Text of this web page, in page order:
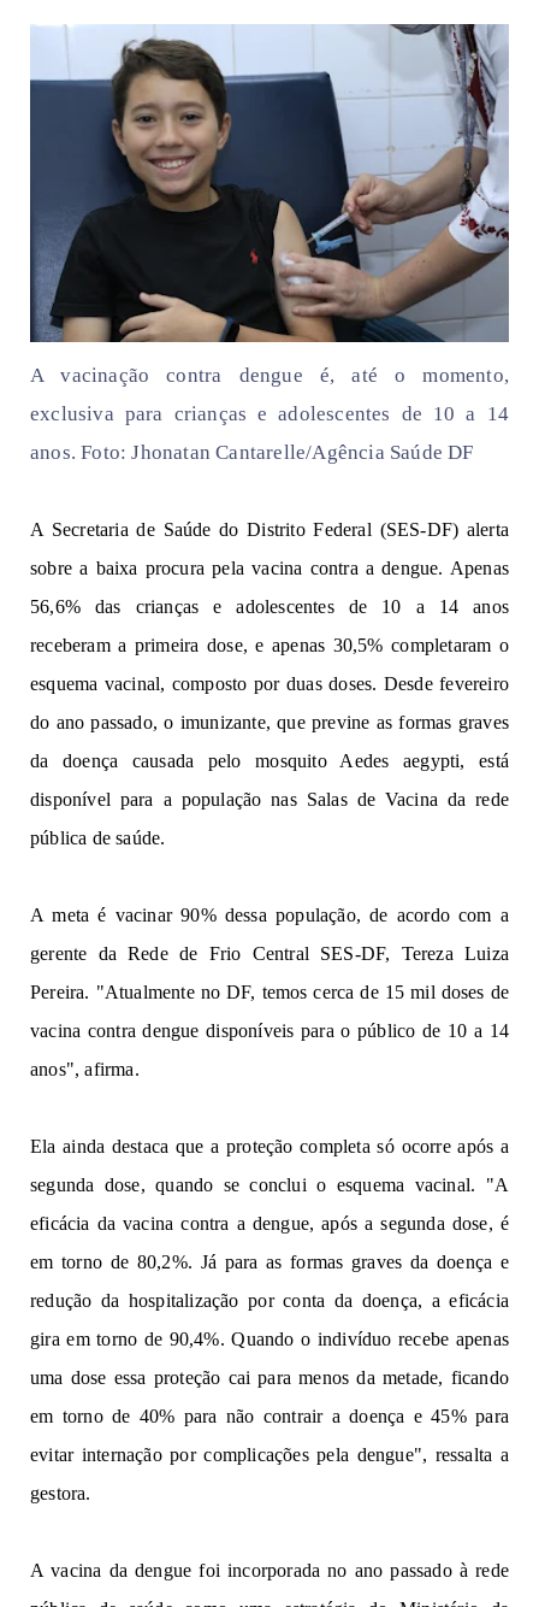
A vacinação contra dengue é, até o momento,
exclusiva para crianças e adolescentes de 10 a 14
anos. Foto: Jhonatan Cantarelle/Agência Saúde DF
A Secretaria de Saúde do Distrito Federal (SES-DF) alerta
sobre a baixa procura pela vacina contra a dengue. Apenas
56,6% das crianças e adolescentes de 10 a 14 anos
receberam a primeira dose, e apenas 30,5% completaram o
esquema vacinal, composto por duas doses. Desde fevereiro
do ano passado, o imunizante, que previne as formas graves
da doença causada pelo mosquito Aedes aegypti, está
disponível para a população nas Salas de Vacina da rede
pública de saúde.
A meta é vacinar 90% dessa população, de acordo com a
gerente da Rede de Frio Central SES-DF, Tereza Luiza
Pereira. "Atualmente no DF, temos cerca de 15 mil doses de
vacina contra dengue disponíveis para o público de 10 a 14
anos", afirma.
Ela ainda destaca que a proteção completa só ocorre após a
segunda dose, quando se conclui o esquema vacinal. "A
eficácia da vacina contra a dengue, após a segunda dose, é
em torno de 80,2%. Já para as formas graves da doença e
redução da hospitalização por conta da doença, a eficácia
gira em torno de 90,4%. Quando o indivíduo recebe apenas
uma dose essa proteção cai para menos da metade, ficando
em torno de 40% para não contrair a doença e 45% para
evitar internação por complicações pela dengue", ressalta a
gestora.
A vacina da dengue foi incorporada no ano passado à rede